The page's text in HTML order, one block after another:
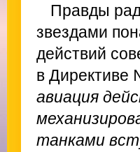
Правды
звездами
действий
в Директиве
авиация
танками